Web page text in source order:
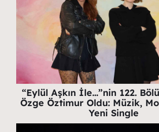
“Eylül Aşkın İle…”nin 122.
Özge Öztimur Oldu: Müzik,
Yeni Single